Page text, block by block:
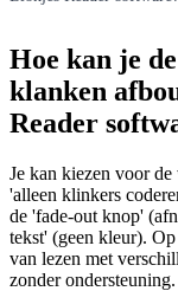
Hoe kan je
klanken
Reader
Je kan kiezen voor
'alleen klinkers
de 'fade-out knop'
tekst' (geen kleur).
van lezen met
zonder ondersteuning.